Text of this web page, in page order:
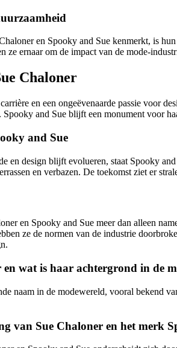
en Spooky and Sue kenmerkt, is
ze ernaar om de impact van de mode-
Chaloner
en een ongeëvenaarde passie voor
and Sue blijft een monument voor
and Sue
en design blijft evolueren, staat Spooky
en verbazen. De toekomst ziet er
en Spooky and Sue meer dan alleen
ze de normen van de industrie
en wat is haar achtergrond in de
naam in de modewereld, vooral bekend
van Sue Chaloner en het merk